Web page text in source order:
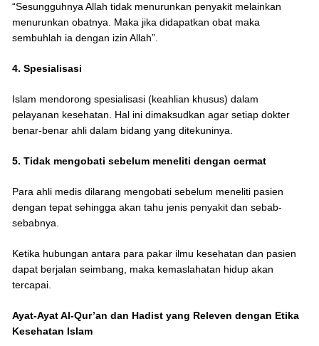
“Sesungguhnya Allah tidak menurunkan penyakit melainkan
menurunkan obatnya. Maka jika didapatkan obat maka
sembuhlah ia dengan izin Allah”.
4. Spesialisasi
Islam mendorong spesialisasi (keahlian khusus) dalam
pelayanan kesehatan. Hal ini dimaksudkan agar setiap dokter
benar-benar ahli dalam bidang yang ditekuninya.
5. Tidak mengobati sebelum meneliti dengan cermat
Para ahli medis dilarang mengobati sebelum meneliti pasien
dengan tepat sehingga akan tahu jenis penyakit dan sebab-
sebabnya.
Ketika hubungan antara para pakar ilmu kesehatan dan pasien
dapat berjalan seimbang, maka kemaslahatan hidup akan
tercapai.
Ayat-Ayat Al-Qur’an dan Hadist yang Releven dengan Etika
Kesehatan Islam